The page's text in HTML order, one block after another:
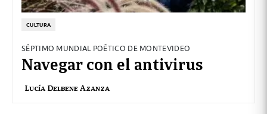
CULTURA
SÉPTIMO MUNDIAL POÉTICO DE MONTEVIDEO
Navegar con el antivirus
Lucía Delbene Azanza